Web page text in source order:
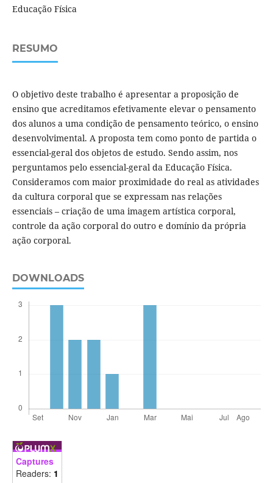
Educação Física
RESUMO
O objetivo deste trabalho é apresentar a proposição de
ensino que acreditamos efetivamente elevar o pensamento
dos alunos a uma condição de pensamento teórico, o ensino
desenvolvimental. A proposta tem como ponto de partida o
essencial-geral dos objetos de estudo. Sendo assim, nos
perguntamos pelo essencial-geral da Educação Física.
Consideramos com maior proximidade do real as atividades
da cultura corporal que se expressam nas relações
essenciais – criação de uma imagem artística corporal,
controle da ação corporal do outro e domínio da própria
ação corporal.
DOWNLOADS
Captures
Readers: 1